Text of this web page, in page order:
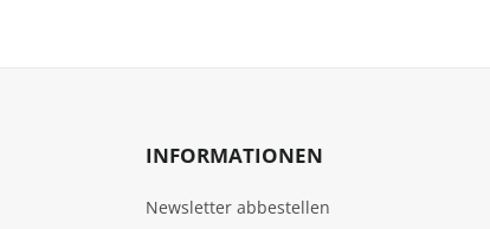
INFORMATIONEN
Newsletter abbestellen